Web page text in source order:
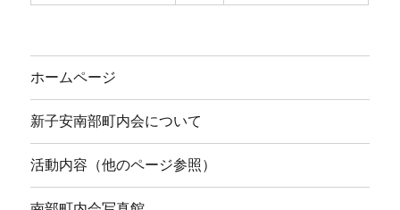
ホームページ
新子安南部町内会について
活動内容（他のページ参照）